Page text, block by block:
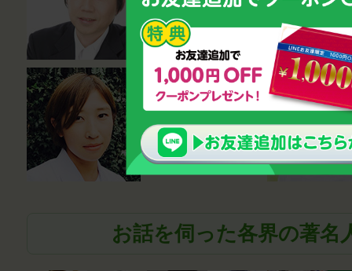
鈴木雅幸
薬剤師
笹尾真波
お話を伺った各界の著名